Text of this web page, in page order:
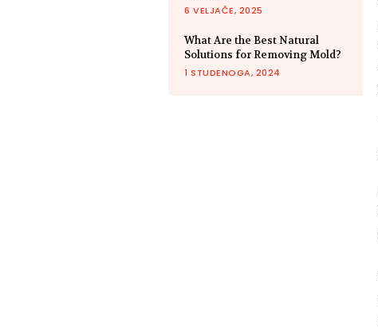
6 VELJAČE, 2025
What Are the Best Natural
Solutions for Removing Mold?
1 STUDENOGA, 2024